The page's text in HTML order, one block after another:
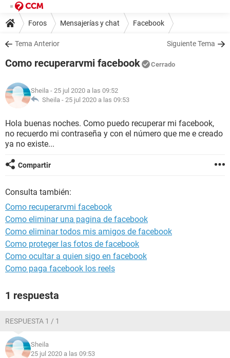
Foros Mensajerías y chat Facebook
Tema Anterior Siguiente Tema
Como recuperarvmi facebook Cerrado
Sheila - 25 jul 2020 a las 09:52
Sheila - 25 jul 2020 a las 09:53
Hola buenas noches. Como puedo recuperar mi facebook,
no recuerdo mi contraseña y con el número que me e creado
ya no existe...
Compartir
Consulta también:
Como recuperarvmi facebook
Como eliminar una pagina de facebook
Como eliminar todos mis amigos de facebook
Como proteger las fotos de facebook
Como ocultar a quien sigo en facebook
Como paga facebook los reels
1 respuesta
RESPUESTA 1 / 1
Sheila
25 jul 2020 a las 09:53